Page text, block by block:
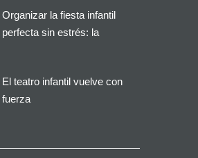
Organizar la fiesta infantil
perfecta sin estrés: la
El teatro infantil vuelve con
fuerza